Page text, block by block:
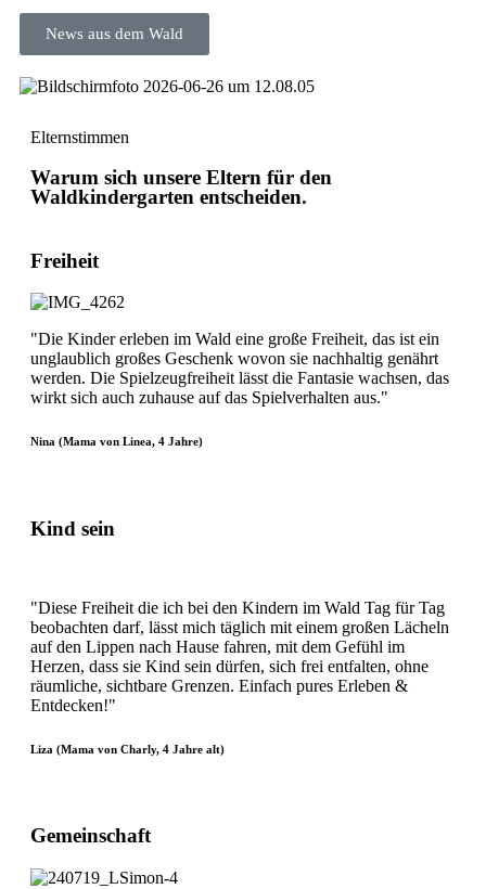
News aus dem Wald
Eltern​stimmen
Warum sich unsere Eltern für den
Waldkindergarten entscheiden.
Freiheit
"Die Kinder erleben im Wald eine große Freiheit, das ist ein
unglaublich großes Geschenk wovon sie nachhaltig genährt
werden. Die Spielzeugfreiheit lässt die Fantasie wachsen, das
wirkt sich auch zuhause auf das Spielverhalten aus."
Nina (Mama von Linea, 4 Jahre)
Kind sein
"Diese Freiheit die ich bei den Kindern im Wald Tag für Tag
beobachten darf, lässt mich täglich mit einem großen Lächeln
auf den Lippen nach Hause fahren, mit dem Gefühl im
Herzen, dass sie Kind sein dürfen, sich frei entfalten, ohne
räumliche, sichtbare Grenzen. Einfach pures Erleben &
Entdecken!"
Liza (Mama von Charly, 4 Jahre alt)
Gemeinschaft